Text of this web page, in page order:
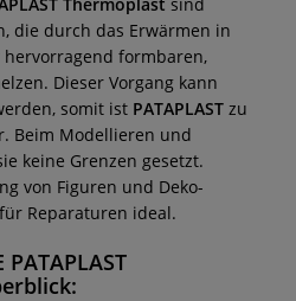
die durch das Erwärmen in
formbaren,
Dieser Vorgang kann
somit ist PATAPLAST zu
Beim Modellieren und
keine Grenzen gesetzt.
von Figuren und Deko-
Reparaturen ideal.
PATAPLAST